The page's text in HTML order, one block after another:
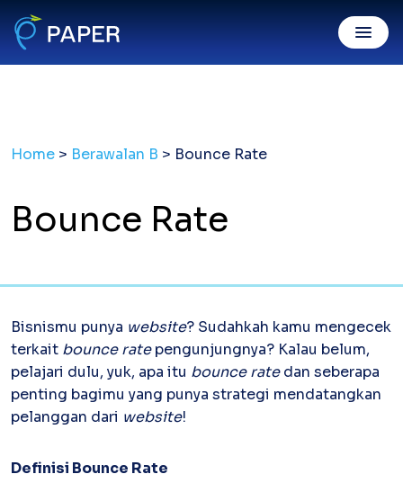
Invoice Penjualan
Kirim PO resmi gratis & mudah
PaperPay In
PaperPay Out
Bayar suplier dengan kartu kredit
Paper XB
Bayar luar negeri pakai kartu kredit
PAPERCARD
Home > Berawalan B > Bounce Rate
Bounce Rate
Bisnismu punya website? Sudahkah kamu mengecek
terkait bounce ratepengunjungnya? Kalau belum,
pelajari dulu, yuk, apa itu bounce ratedan seberapa
penting bagimu yang punya strategi mendatangkan
pelanggan dari website!
Definisi Bounce Rate